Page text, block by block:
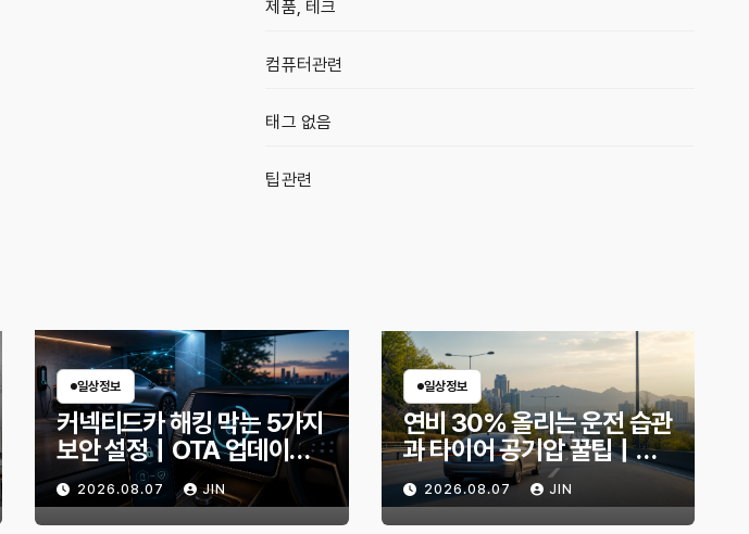
제품, 테크
컴퓨터관련
태그 없음
팁관련
일상정보
커넥티드카 해킹 막는 5가지
보안 설정｜OTA 업데이트
부터 디지털 키까지, 지금 확
인할 것은?
2026.08.07 JIN
일상정보
연비 30% 올리는 운전 습관
과 타이어 공기압 꿀팁｜주
유비가 달라지는 핵심은?
2026.08.07 JIN